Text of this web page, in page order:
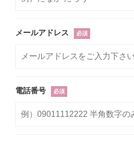
メールアドレス 必須
電話番号 必須